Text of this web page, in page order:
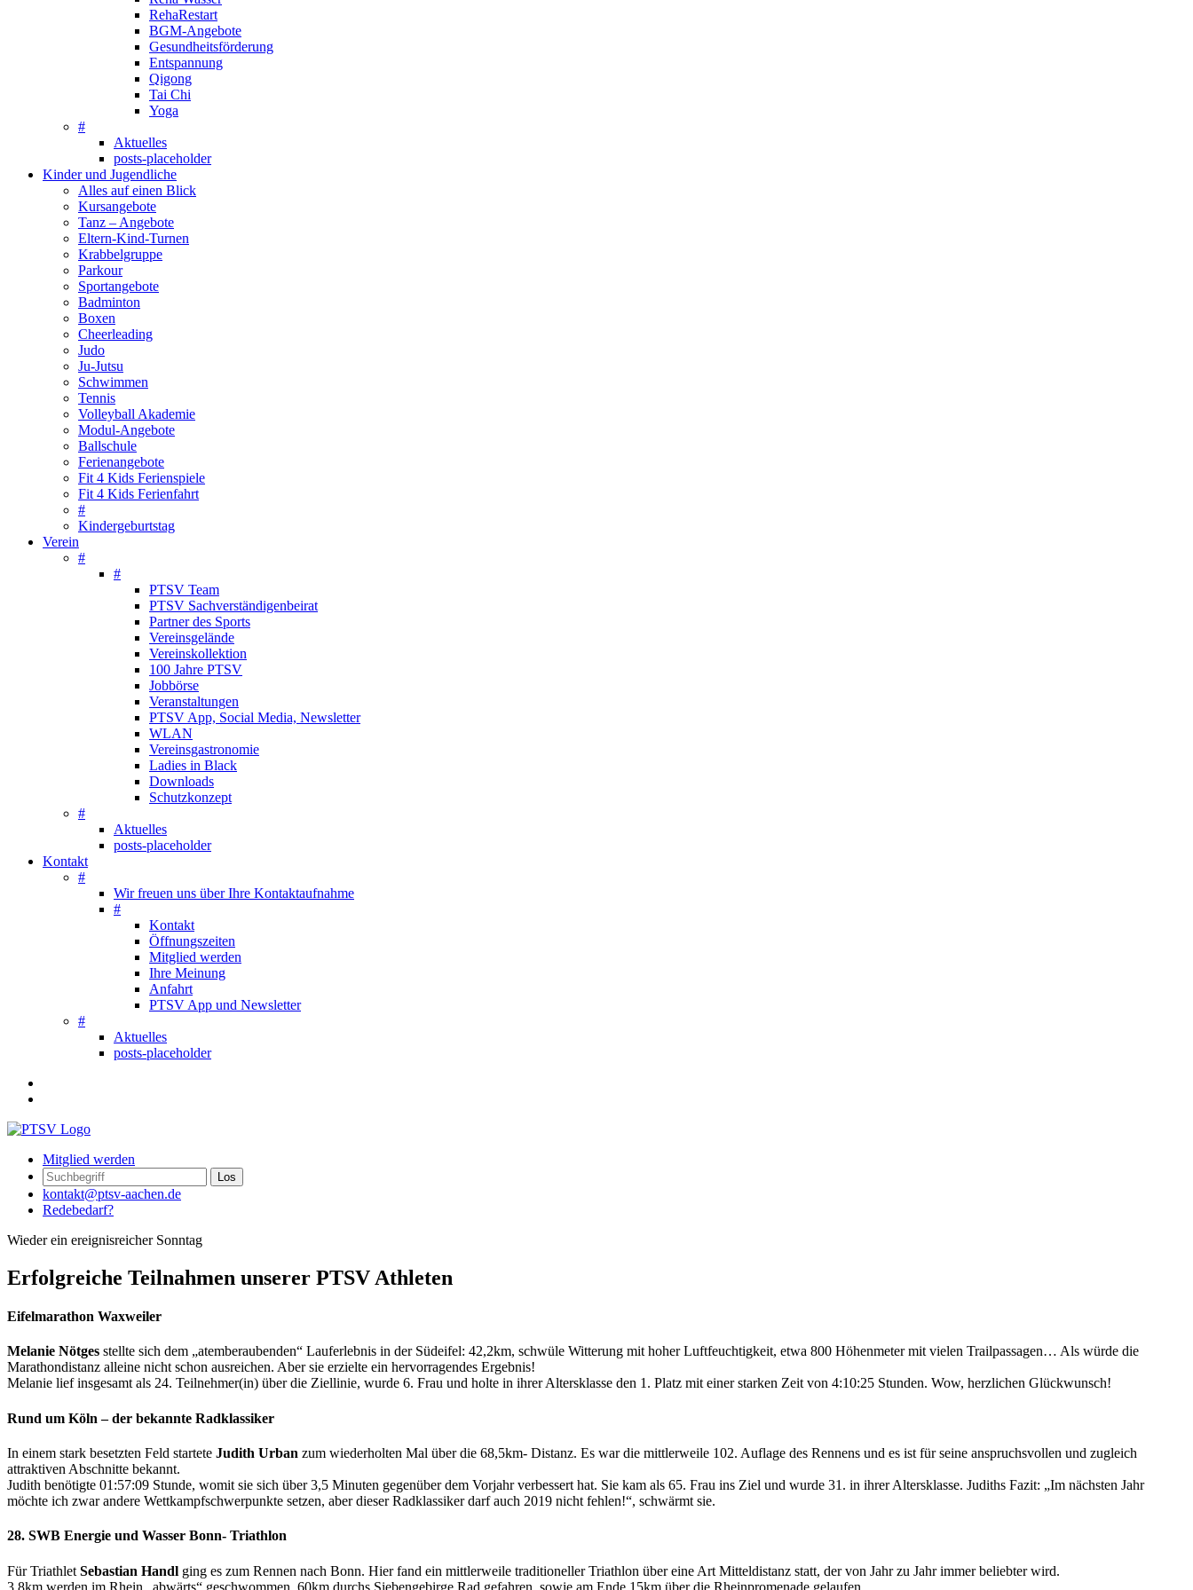
RehaRestart
BGM-Angebote
Gesundheitsförderung
Entspannung
Qigong
Tai Chi
Yoga
#
Aktuelles
posts-placeholder
Kinder und Jugendliche
Alles auf einen Blick
Kursangebote
Tanz – Angebote
Eltern-Kind-Turnen
Krabbelgruppe
Parkour
Sportangebote
Badminton
Boxen
Cheerleading
Judo
Ju-Jutsu
Schwimmen
Tennis
Volleyball Akademie
Modul-Angebote
Ballschule
Ferienangebote
Fit 4 Kids Ferienspiele
Fit 4 Kids Ferienfahrt
#
Kindergeburtstag
Verein
#
#
PTSV Team
PTSV Sachverständigenbeirat
Partner des Sports
Vereinsgelände
Vereinskollektion
100 Jahre PTSV
Jobbörse
Veranstaltungen
PTSV App, Social Media, Newsletter
WLAN
Vereinsgastronomie
Ladies in Black
Downloads
Schutzkonzept
#
Aktuelles
posts-placeholder
Kontakt
#
Wir freuen uns über Ihre Kontaktaufnahme
#
Kontakt
Öffnungszeiten
Mitglied werden
Ihre Meinung
Anfahrt
PTSV App und Newsletter
#
Aktuelles
posts-placeholder
Mitglied werden
kontakt@ptsv-aachen.de
Redebedarf?
Wieder ein ereignisreicher Sonntag
Erfolgreiche Teilnahmen unserer PTSV Athleten
Eifelmarathon Waxweiler
Melanie Nötges stellte sich dem „atemberaubenden“ Lauferlebnis in der Südeifel: 42,2km, schwüle Witterung mit hoher Luftfeuchtigkeit, etwa 800 Höhenmeter mit vielen Trailpassagen… Als würde die
Marathondistanz alleine nicht schon ausreichen. Aber sie erzielte ein hervorragendes Ergebnis!
Melanie lief insgesamt als 24. Teilnehmer(in) über die Ziellinie, wurde 6. Frau und holte in ihrer Altersklasse den 1. Platz mit einer starken Zeit von 4:10:25 Stunden. Wow, herzlichen Glückwunsch!
Rund um Köln – der bekannte Radklassiker
In einem stark besetzten Feld startete Judith Urban zum wiederholten Mal über die 68,5km- Distanz. Es war die mittlerweile 102. Auflage des Rennens und es ist für seine anspruchsvollen und zugleich
attraktiven Abschnitte bekannt.
Judith benötigte 01:57:09 Stunde, womit sie sich über 3,5 Minuten gegenüber dem Vorjahr verbessert hat. Sie kam als 65. Frau ins Ziel und wurde 31. in ihrer Altersklasse. Judiths Fazit: „Im nächsten Jahr
möchte ich zwar andere Wettkampfschwerpunkte setzen, aber dieser Radklassiker darf auch 2019 nicht fehlen!“, schwärmt sie.
28. SWB Energie und Wasser Bonn- Triathlon
Für Triathlet Sebastian Handl ging es zum Rennen nach Bonn. Hier fand ein mittlerweile traditioneller Triathlon über eine Art Mitteldistanz statt, der von Jahr zu Jahr immer beliebter wird.
3,8km werden im Rhein „abwärts“ geschwommen, 60km durchs Siebengebirge Rad gefahren, sowie am Ende 15km über die Rheinpromenade gelaufen.